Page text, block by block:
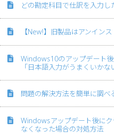
どの勘定科目で仕訳を入力し
【New!】旧製品はアンイン
Windows10のアップデート後
「日本語入力がうまくいかな
問題の解決方法を簡単に調べ
Windowsアップデート後に
なくなった場合の対処方法